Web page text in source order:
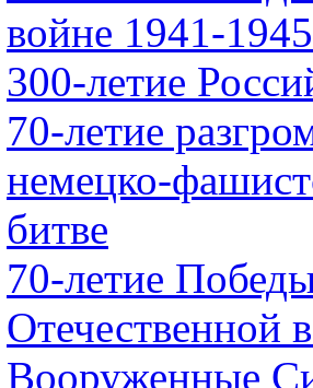
войне 1941-1945
300-летие
70-летие
немецко-
битве
70-летие
Отечественной
Вооруженные